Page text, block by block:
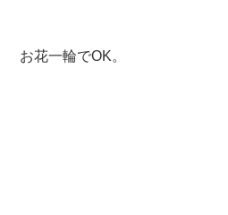
お花一輪でOK。